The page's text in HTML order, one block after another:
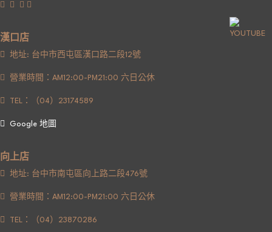
漢口店
地址: 台中市西屯區漢口路二段12號
營業時間：AM12:00-PM21:00 六日公休
TEL：（04）23174589
Google 地圖
向上店
地址: 台中市南屯區向上路二段476號
營業時間：AM12:00-PM21:00 六日公休
TEL：（04）23870286